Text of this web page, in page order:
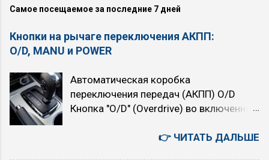
Самое посещаемое за последние 7 дней
Кнопки на рычаге переключения АКПП:
O/D, MANU и POWER
Автоматическая коробка
переключения передач (АКПП) O/D
Кнопка "O/D" (Overdrive) во включенном
высшую передачу. При нажатой кнопке
👉 ЧИТАТЬ ДАЛЬШЕ